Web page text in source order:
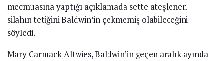
mecmuasına yaptığı açıklamada sette ateşlenen
silahın tetiğini Baldwin’in çekmemiş olabileceğini
söyledi.
Mary Carmack-Altwies, Baldwin’in geçen aralık ayında